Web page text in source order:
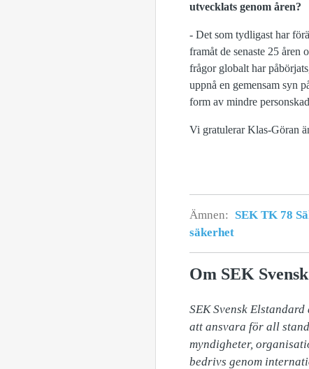
utvecklats genom åren?
- Det som tydligast har
framåt de senaste 25 åren
frågor globalt har
uppnå en gemensam syn
form av mindre
Vi gratulerar Klas-Göran
Ämnen: SEK TK 78
säkerhet
Om SEK
SEK Svensk
att ansvara för all
myndigheter,
bedrivs genom